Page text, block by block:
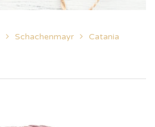
Schachenmayr
Catania